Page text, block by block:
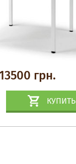
грн.
КУПИТЬ